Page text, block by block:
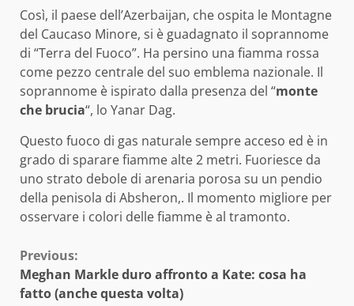
Così, il paese dell’Azerbaijan, che ospita le Montagne
del Caucaso Minore, si è guadagnato il soprannome
di “Terra del Fuoco”. Ha persino una fiamma rossa
come pezzo centrale del suo emblema nazionale. Il
soprannome è ispirato dalla presenza del “monte
che brucia“, lo Yanar Dag.
Questo fuoco di gas naturale sempre acceso ed è in
grado di sparare fiamme alte 2 metri. Fuoriesce da
uno strato debole di arenaria porosa su un pendio
della penisola di Absheron,. Il momento migliore per
osservare i colori delle fiamme è al tramonto.
Continue
Reading
Previous:
Meghan Markle duro affronto a Kate: cosa ha
fatto (anche questa volta)